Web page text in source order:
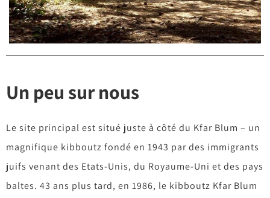
Un peu sur nous
Le site principal est situé juste à côté du Kfar Blum – un
magnifique kibboutz fondé en 1943 par des immigrants
juifs venant des Etats-Unis, du Royaume-Uni et des pays
baltes. 43 ans plus tard, en 1986, le kibboutz Kfar Blum